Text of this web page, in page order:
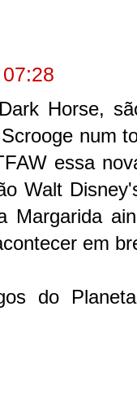
Horse,
num
essa
Walt
Margarida
em
do